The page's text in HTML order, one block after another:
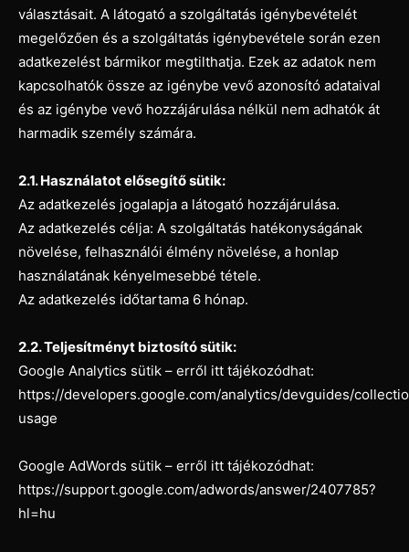
választásait. A látogató a szolgáltatás igénybevételét
megelőzően és a szolgáltatás igénybevétele során ezen
adatkezelést bármikor megtilthatja. Ezek az adatok nem
kapcsolhatók össze az igénybe vevő azonosító adataival
és az igénybe vevő hozzájárulása nélkül nem adhatók át
harmadik személy számára.
2.1. Használatot elősegítő sütik:
Az adatkezelés jogalapja a látogató hozzájárulása.
Az adatkezelés célja: A szolgáltatás hatékonyságának
növelése, felhasználói élmény növelése, a honlap
használatának kényelmesebbé tétele.
Az adatkezelés időtartama 6 hónap.
2.2. Teljesítményt biztosító sütik:
Google Analytics sütik – erről itt tájékozódhat:
https://developers.google.com/analytics/devguides/
usage
Google AdWords sütik – erről itt tájékozódhat:
https://support.google.com/adwords/answer/2407785?
hl=hu